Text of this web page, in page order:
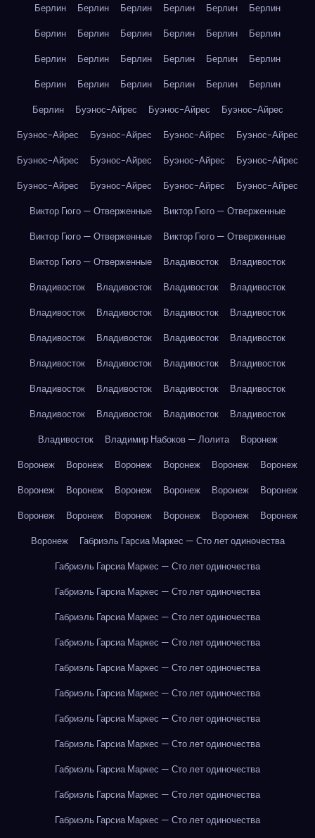
Берлин Берлин Берлин Берлин Берлин
Берлин
Берлин
Берлин Берлин Берлин Берлин
Берлин
Берлин
Берлин Берлин Берлин Берлин
Берлин
Берлин
Берлин Берлин Берлин Берлин
Берлин
Берлин
Буэнос-Айрес Буэнос-Айрес
Буэнос-Айрес
Буэнос-Айрес
Буэнос-Айрес Буэнос-Айрес
Буэнос-Айрес
Буэнос-Айрес
Буэнос-Айрес Буэнос-Айрес
Буэнос-Айрес
Буэнос-Айрес
Буэнос-Айрес Буэнос-Айрес
Буэнос-Айрес
Виктор Гюго — Отверженные
Виктор Гюго — Отверженные
Виктор Гюго — Отверженные
Виктор Гюго — Отверженные
Виктор Гюго — Отверженные
Владивосток
Владивосток
Владивосток
Владивосток Владивосток
Владивосток
Владивосток
Владивосток Владивосток
Владивосток
Владивосток
Владивосток Владивосток
Владивосток
Владивосток
Владивосток Владивосток
Владивосток
Владивосток
Владивосток Владивосток
Владивосток
Владивосток
Владивосток Владивосток
Владивосток
Владивосток
Владимир Набоков — Лолита
Воронеж
Воронеж
Воронеж Воронеж Воронеж Воронеж
Воронеж
Воронеж
Воронеж Воронеж Воронеж Воронеж
Воронеж
Воронеж
Воронеж Воронеж Воронеж Воронеж
Воронеж
Воронеж
Габриэль Гарсиа Маркес — Сто лет одиночества
Габриэль Гарсиа Маркес — Сто лет одиночества
Габриэль Гарсиа Маркес — Сто лет одиночества
Габриэль Гарсиа Маркес — Сто лет одиночества
Габриэль Гарсиа Маркес — Сто лет одиночества
Габриэль Гарсиа Маркес — Сто лет одиночества
Габриэль Гарсиа Маркес — Сто лет одиночества
Габриэль Гарсиа Маркес — Сто лет одиночества
Габриэль Гарсиа Маркес — Сто лет одиночества
Габриэль Гарсиа Маркес — Сто лет одиночества
Габриэль Гарсиа Маркес — Сто лет одиночества
Габриэль Гарсиа Маркес — Сто лет одиночества